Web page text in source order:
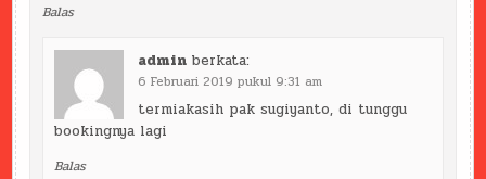
Balas
admin berkata:
6 Februari 2019 pukul 9:31 am
termiakasih pak sugiyanto, di tunggu
bookingnya lagi
Balas